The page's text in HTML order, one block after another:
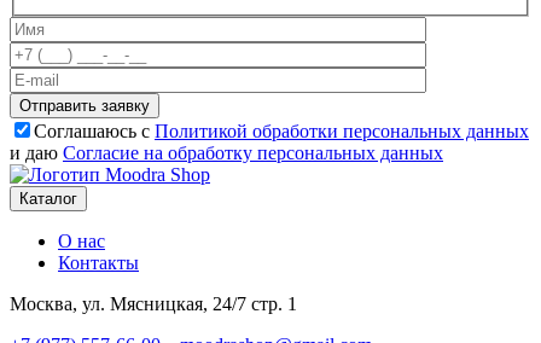
Отправить заявку
Соглашаюсь с Политикой обработки персональных данных
и даю Согласие на обработку персональных данных
Каталог
О нас
Контакты
Москва, ул. Мясницкая, 24/7 стр. 1